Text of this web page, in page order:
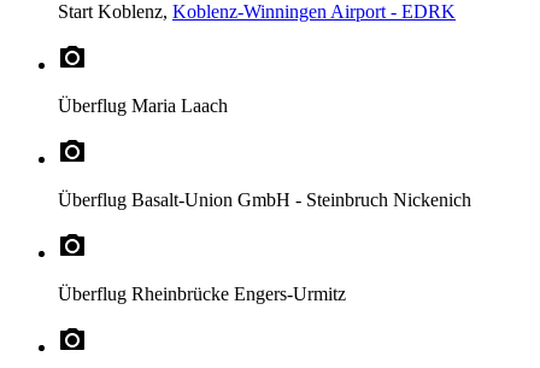
Start Koblenz, Koblenz-Winningen Airport - EDRK
Überflug Maria Laach
Überflug Basalt-Union GmbH - Steinbruch Nickenich
Überflug Rheinbrücke Engers-Urmitz